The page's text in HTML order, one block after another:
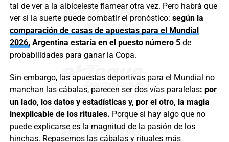
tal de ver a la albiceleste flamear otra vez. Pero habrá que
ver si la suerte puede combatir el pronóstico: según la
comparación de casas de apuestas para el Mundial
2026, Argentina estaría en el puesto número 5de
probabilidades para ganar la Copa.
Sin embargo, las apuestas deportivas para el Mundial no
manchan las cábalas, parecen ser dos vías paralelas: por
un lado, los datos y estadísticas y, por el otro, la magia
inexplicable de los rituales. Porque si hay algo que no
puede explicarse es la magnitud de la pasión de los
hinchas. Repasemos las cábalas y rituales más